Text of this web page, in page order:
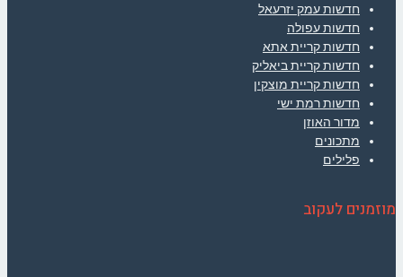
חדשות עמק יזרעאל
חדשות עפולה
חדשות קריית אתא
חדשות קריית ביאליק
חדשות קריית מוצקין
חדשות רמת ישי
מדור האוזן
מתכונים
פלילים
מוזמנים לעקוב